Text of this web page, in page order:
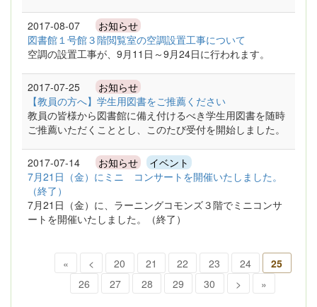
2017-08-07 お知らせ
図書館１号館３階閲覧室の空調設置工事について
空調の設置工事が、9月11日～9月24日に行われます。
2017-07-25 お知らせ
【教員の方へ】学生用図書をご推薦ください
教員の皆様から図書館に備え付けるべき学生用図書を随時
ご推薦いただくこととし、このたび受付を開始しました。
2017-07-14 お知らせ イベント
7月21日（金）にミニ コンサートを開催いたしました。
（終了）
7月21日（金）に、ラーニングコモンズ３階でミニコンサ
ートを開催いたしました。（終了）
« < 20 21 22 23 24
25
26
27 28 29 30 > »